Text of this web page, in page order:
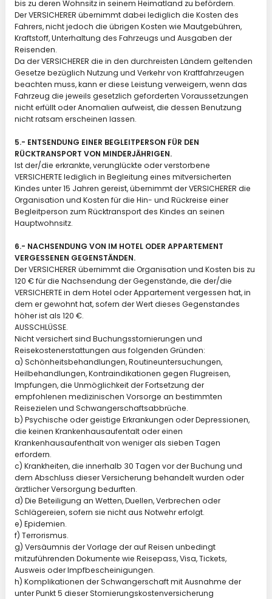
bis zu deren Wohnsitz in seinem Heimatland zu befördern.
Der VERSICHERER übernimmt dabei lediglich die Kosten des
Fahrers, nicht jedoch die übrigen Kosten wie Mautgebühren,
Kraftstoff, Unterhaltung des Fahrzeugs und Ausgaben der
Reisenden.
Da der VERSICHERER die in den durchreisten Ländern geltenden
Gesetze bezüglich Nutzung und Verkehr von Kraftfahrzeugen
beachten muss, kann er diese Leistung verweigern, wenn das
Fahrzeug die jeweils gesetzlich geforderten Voraussetzungen
nicht erfüllt oder Anomalien aufweist, die dessen Benutzung
nicht ratsam erscheinen lassen.
5.- ENTSENDUNG EINER BEGLEITPERSON FÜR DEN
RÜCKTRANSPORT VON MINDERJÄHRIGEN.
Ist der/die erkrankte, verunglückte oder verstorbene
VERSICHERTE lediglich in Begleitung eines mitversicherten
Kindes unter 15 Jahren gereist, übernimmt der VERSICHERER die
Organisation und Kosten für die Hin- und Rückreise einer
Begleitperson zum Rücktransport des Kindes an seinen
Hauptwohnsitz.
6.- NACHSENDUNG VON IM HOTEL ODER APPARTEMENT
VERGESSENEN GEGENSTÄNDEN.
Der VERSICHERER übernimmt die Organisation und Kosten bis zu
120 € für die Nachsendung der Gegenstände, die der/die
VERSICHERTE in dem Hotel oder Appartement vergessen hat, in
dem er gewohnt hat, sofern der Wert dieses Gegenstandes
höher ist als 120 €.
AUSSCHLÜSSE.
Nicht versichert sind Buchungsstornierungen und
Reisekostenerstattungen aus folgenden Gründen:
a) Schönheitsbehandlungen, Routineuntersuchungen,
Heilbehandlungen, Kontraindikationen gegen Flugreisen,
Impfungen, die Unmöglichkeit der Fortsetzung der
empfohlenen medizinischen Vorsorge an bestimmten
Reisezielen und Schwangerschaftsabbrüche.
b) Psychische oder geistige Erkrankungen oder Depressionen,
die keinen Krankenhausaufentalt oder einen
Krankenhausaufenthalt von weniger als sieben Tagen
erfordern.
c) Krankheiten, die innerhalb 30 Tagen vor der Buchung und
dem Abschluss dieser Versicherung behandelt wurden oder
ärztlicher Versorgung bedurften.
d) Die Beteiligung an Wetten, Duellen, Verbrechen oder
Schlägereien, sofern sie nicht aus Notwehr erfolgt.
e) Epidemien.
f) Terrorismus.
g) Versäumnis der Vorlage der auf Reisen unbedingt
mitzuführenden Dokumente wie Reisepass, Visa, Tickets,
Ausweis oder Impfbescheinigungen.
h) Komplikationen der Schwangerschaft mit Ausnahme der
unter Punkt 5 dieser Stornierungskostenversicherung